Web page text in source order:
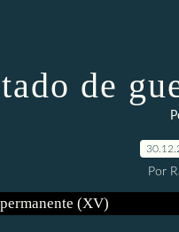
de
Por